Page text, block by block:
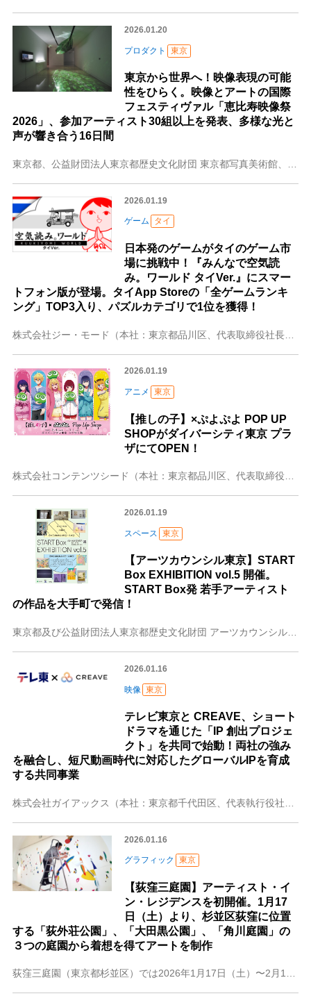
2026.01.20
プロダクト 東京
東京から世界へ！映像表現の可能
性をひらく。映像とアートの国際
フェスティヴァル「恵比寿映像祭
2026」、参加アーティスト30組以上を発表、多様な光と
声が響き合う16日間
2026.01.19
ゲーム タイ
日本発のゲームがタイのゲーム市
場に挑戦中！『みんなで空気読
み。ワールド タイVer.』にスマー
トフォン版が登場。タイApp Storeの「全ゲームランキ
ング」TOP3入り、パズルカテゴリで1位を獲得！
株式会社ジー・モード（本社：東京都品川区、代表取締役社長：加藤征一郎）と、タイのインディーゲームクリエイターチーム”Urnique Studio”が共同開発し、
2026.01.19
アニメ 東京
【推しの子】×ぷよぷよ POP UP
SHOPがダイバーシティ東京 プラ
ザにてOPEN！
株式会社コンテンツシード（本社：東京都品川区、代表取締役：大塚 則和）は、2026年2月4日(水)よりダイバーシティ東京 プラザにて【推しの子】×ぷよぷよ PO
2026.01.19
スペース 東京
【アーツカウンシル東京】START
Box EXHIBITION vol.5 開催。
START Box発 若手アーティスト
の作品を大手町で発信！
東京都及び公益財団法人東京都歴史文化財団 アーツカウンシル東京では、若手アーティストに創作場所を提供し、継続的な活動を支援するため、都営住宅等の空き店舗を活用し
2026.01.16
映像 東京
テレビ東京と CREAVE、ショート
ドラマを通じた「IP 創出プロジェ
クト」を共同で始動！両社の強み
を融合し、短尺動画時代に対応したグローバルIPを育成
する共同事業
2026.01.16
グラフィック 東京
【荻窪三庭園】アーティスト・イ
ン・レジデンスを初開催。1月17
日（土）より、杉並区荻窪に位置
する「荻外荘公園」、「大田黒公園」、「角川庭園」の
３つの庭園から着想を得てアートを制作
荻窪三庭園（東京都杉並区）では2026年1月17日（土）〜2月11日（水・祝）の期間、「アーティスト・イン・レジデンス（Artist in Residence）